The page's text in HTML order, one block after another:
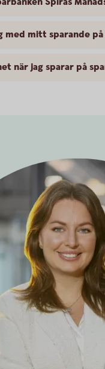
med mitt sparande
när jag sparar på